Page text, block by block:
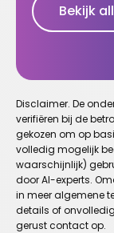
Bekijk
Disclaimer. De
verifiëren bij de
gekozen om op
volledig mogelijk
waarschijnlijk)
door AI-experts.
in meer algemene
details of
gerust contact op.